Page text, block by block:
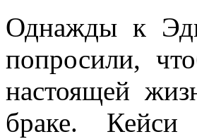
Однажды к
попросили,
настоящей
браке.